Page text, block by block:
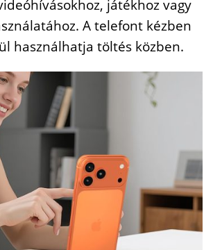
játékhozvagy
Atelefont kézben
használhatja töltés közben.